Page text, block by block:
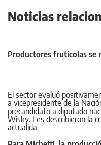
Noticias
Productores frutícolas se
El sector evaluó
a vicepresidente de la
precandidato a diputado
Wisky. Les describieron la
actualida